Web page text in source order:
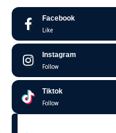
Facebook
Like
Instagram
Follow
Tiktok
Follow